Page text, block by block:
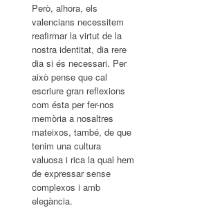
Però, alhora, els
valencians necessitem
reafirmar la virtut de la
nostra identitat, dia rere
dia si és necessari. Per
això pense que cal
escriure gran reflexions
com ésta per fer-nos
memòria a nosaltres
mateixos, també, de que
tenim una cultura
valuosa i rica la qual hem
de expressar sense
complexos i amb
elegància.